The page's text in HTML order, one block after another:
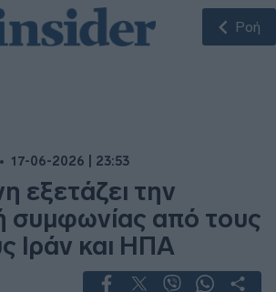
Ροή
17-06-2026 | 23:53
εξετάζει την
συμφωνίας από τους
Ιράν και ΗΠΑ